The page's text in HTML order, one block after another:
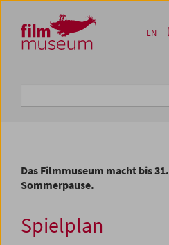
Zum Inhalt
Zum Hauptmenü
Zur Servicenavigation
Zum Suche
EN
Das Filmmuseum macht bis
Sommerpause.
Spielplan